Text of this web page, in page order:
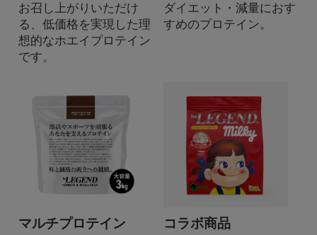
お召し上がりいただけ
る、低価格を実現した理
想的なホエイプロテイン
です。
ダイエット・減量におす
すめのプロテイン。
マルチプロテイン コラボ商品